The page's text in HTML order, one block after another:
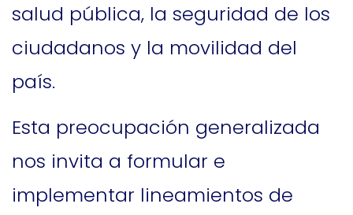
salud pública, la seguridad de los
ciudadanos y la movilidad del
país.
Esta preocupación generalizada
nos invita a formular e
implementar lineamientos de